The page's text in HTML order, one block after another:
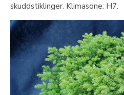
skuddstiklinger. Klimasone: H7.